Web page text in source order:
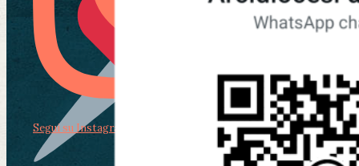
Segui su Instagram